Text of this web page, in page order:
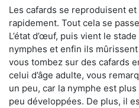
Les cafards se reproduisent
rapidement. Tout cela se
L’état d’œuf, puis vient le
nymphes et enfin ils
vous tombez sur des cafards
celui d’âge adulte, vous
un peu, car la nymphe est
peu développées. De plus, il